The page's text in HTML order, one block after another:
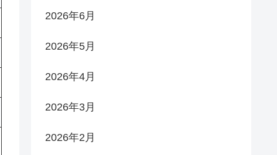
2026年6月
2026年5月
2026年4月
2026年3月
2026年2月